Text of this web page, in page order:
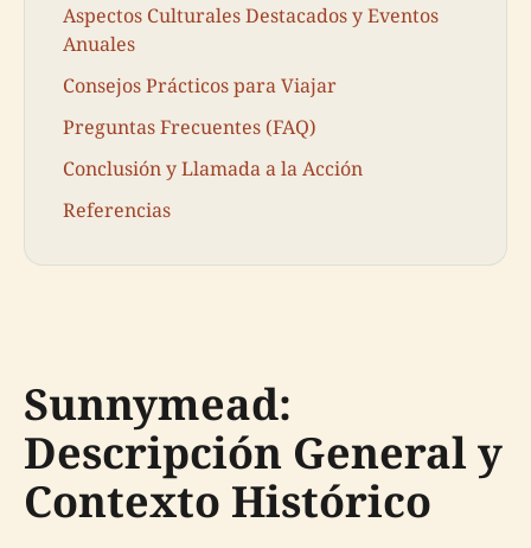
Aspectos Culturales Destacados y Eventos
Anuales
Consejos Prácticos para Viajar
Preguntas Frecuentes (FAQ)
Conclusión y Llamada a la Acción
Referencias
Sunnymead:
Descripción General y
Contexto Histórico